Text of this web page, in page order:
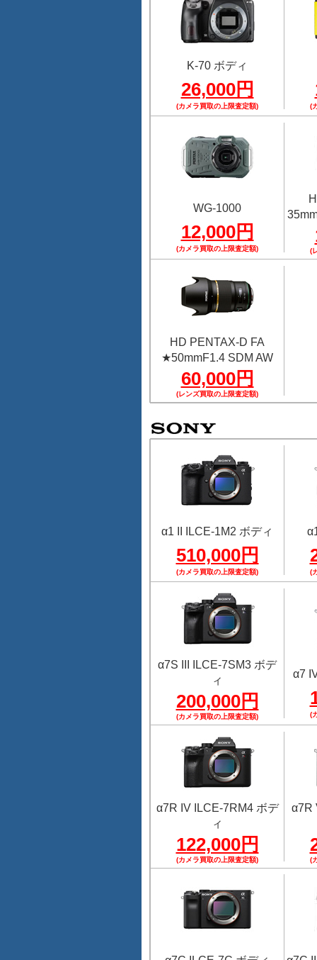
K-70 ボディ
26,000円
(カメラ買取の上限査定額) (
WG-1000
12,000円
(カメラ買取の上限査定額) (
HD PENTAX-D FA
★50mmF1.4 SDM AW
60,000円
(レンズ買取の上限査定額)
α1 II ILCE-1M2 ボディ
510,000円
(カメラ買取の上限査定額) (
α7S III ILCE-7SM3 ボデ
ィ
200,000円
(カメラ買取の上限査定額)
α7
(
α7R IV ILCE-7RM4 ボデ
ィ
122,000円
(カメラ買取の上限査定額)
α7R
(